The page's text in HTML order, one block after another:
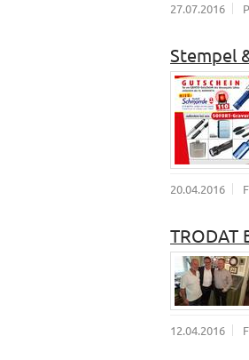
27.07.2016
Stempel
20.04.2016
TRODAT
12.04.2016